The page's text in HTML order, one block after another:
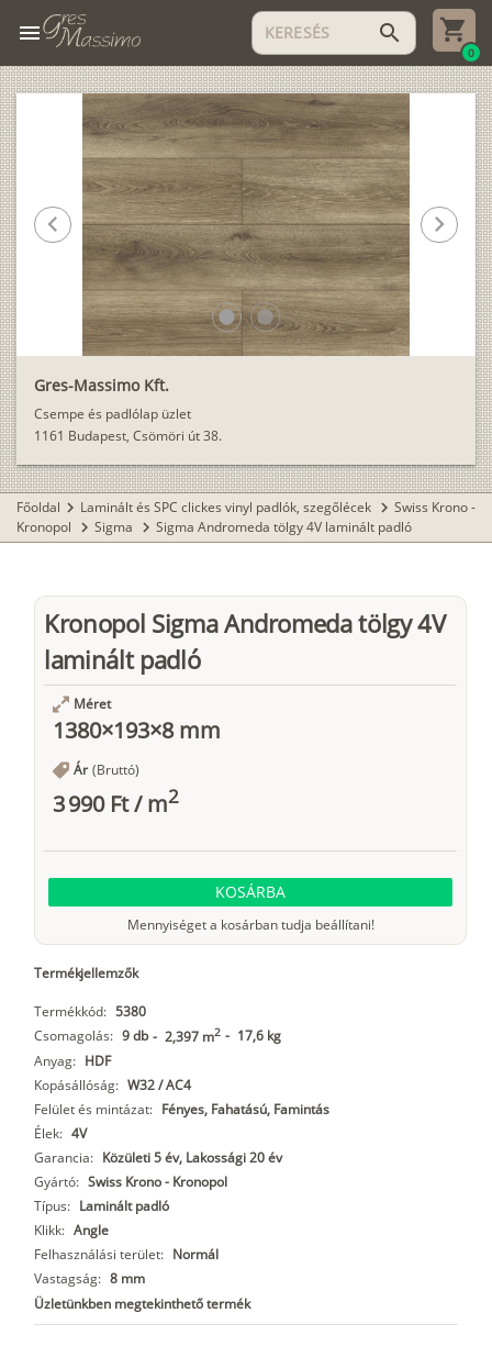
menu search
0
Gres-Massimo Kft.
Csempe és padlólap üzlet
1161 Budapest, Csömöri út 38.
lens lens
chevron_left chevron_right
Főoldal chevron_right Laminált és SPC clickes vinyl padlók, szegőlécek chevron_right Swiss Krono -
Kronopol chevron_right Sigma chevron_right Sigma Andromeda tölgy 4V laminált padló
Kronopol Sigma Andromeda tölgy 4V
laminált padló
Méret
1380×193×8 mm
Ár (Bruttó)
3 990 Ft/m2
KOSÁRBA
Mennyiséget a kosárban tudja beállítani!
Termékjellemzők
Termékkód: 5380
Csomagolás: 9 db - 2,397 m2 - 17,6 kg
Anyag: HDF
Kopásállóság: W32 / AC4
Felület és mintázat: Fényes, Fahatású, Famintás
Élek: 4V
Garancia: Közületi 5 év, Lakossági 20 év
Gyártó: Swiss Krono - Kronopol
Típus: Laminált padló
Klikk: Angle
Felhasználási terület: Normál
Vastagság: 8 mm
Üzletünkben megtekinthető termék